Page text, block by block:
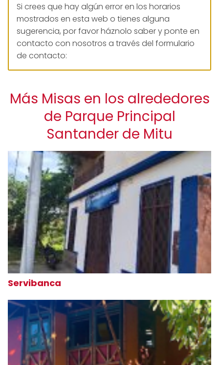
Si crees que hay algún error en los horarios
mostrados en esta web o tienes alguna
sugerencia, por favor háznolo saber y ponte en
contacto con nosotros a través del formulario
de contacto:
Más Misas en los alrededores
de Parque Principal
Santander de Mitu
Servibanca